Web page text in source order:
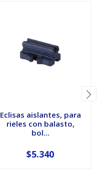
Eclisas aislantes, para
rieles con balasto,
bol...
$5.340